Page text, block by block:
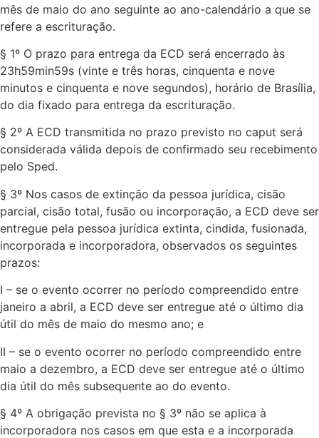
mês de maio do ano seguinte ao ano-calendário a que se
refere a escrituração.
§ 1º O prazo para entrega da ECD será encerrado às
23h59min59s (vinte e três horas, cinquenta e nove
minutos e cinquenta e nove segundos), horário de Brasília,
do dia fixado para entrega da escrituração.
§ 2º A ECD transmitida no prazo previsto no caput será
considerada válida depois de confirmado seu recebimento
pelo Sped.
§ 3º Nos casos de extinção da pessoa jurídica, cisão
parcial, cisão total, fusão ou incorporação, a ECD deve ser
entregue pela pessoa jurídica extinta, cindida, fusionada,
incorporada e incorporadora, observados os seguintes
prazos:
I – se o evento ocorrer no período compreendido entre
janeiro a abril, a ECD deve ser entregue até o último dia
útil do mês de maio do mesmo ano; e
II – se o evento ocorrer no período compreendido entre
maio a dezembro, a ECD deve ser entregue até o último
dia útil do mês subsequente ao do evento.
§ 4º A obrigação prevista no § 3º não se aplica à
incorporadora nos casos em que esta e a incorporada